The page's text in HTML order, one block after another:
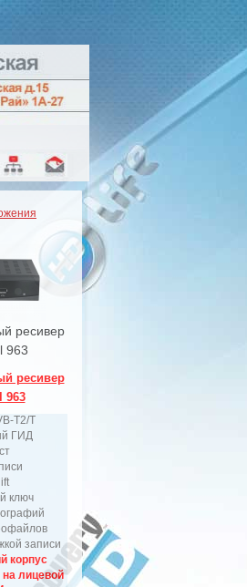
ресивер
963
ресивер
963
T2/T
ГИД
ключ
записи
корпус
на лицевой